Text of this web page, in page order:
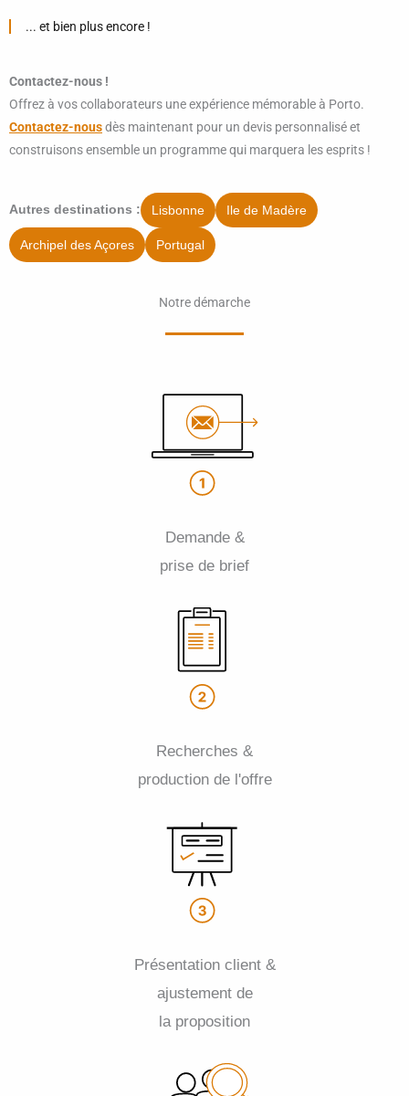
... et bien plus encore !
Contactez-nous !
Offrez à vos collaborateurs une expérience mémorable à Porto.
Contactez-nousdès maintenant pour un devis personnalisé et
construisons ensemble un programme qui marquera les esprits !
Autres destinations : Lisbonne Ile de Madère
Archipel des Açores Portugal
Notre démarche
Demande &
prise de brief
Recherches &
production de l'offre
Présentation client &
ajustement de
la proposition